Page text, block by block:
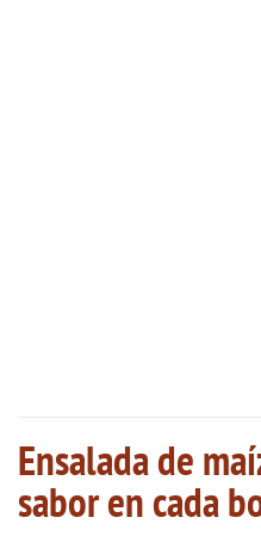
Ensalada de
sabor en cada